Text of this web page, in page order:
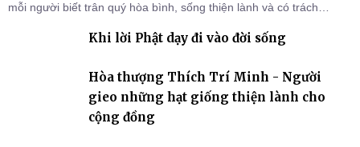
mỗi người biết trân quý hòa bình, sống thiện lành và có trách
Khi lời Phật dạy đi vào đời sống
Hòa thượng Thích Trí Minh - Người
gieo những hạt giống thiện lành cho
cộng đồng